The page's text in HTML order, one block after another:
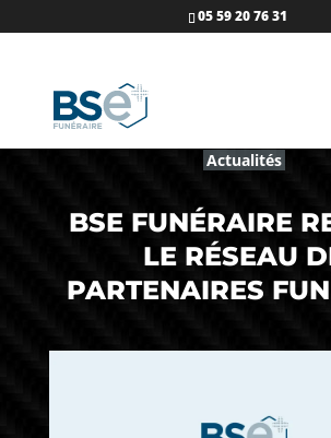
05 59 20 76 31
Actualités
BSE FUNÉRAIRE
LE RÉSEAU
PARTENAIRES